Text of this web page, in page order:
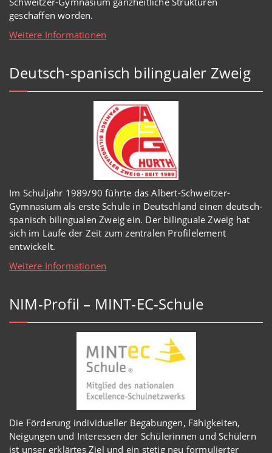
geschaffen worden.
Weitere Informationen
Deutsch-spanisch bilingualer Zweig
Im Schuljahr 1989/90 führte das Albert-Schweitzer-
Gymnasium als erste Schule in Deutschland einen deutsch-
spanisch bilingualen Zweig ein. Der bilinguale Zweig hat
sich im Laufe der Zeit zum zentralen Profilelement
entwickelt.
Weitere Informationen
NIM-Profil – MINT-EC-Schule
Die Förderung individueller Begabungen, Fähigkeiten,
Neigungen und Interessen der Schülerinnen und Schülern
ist unser erklärtes Ziel und ein stetig neu formulierter